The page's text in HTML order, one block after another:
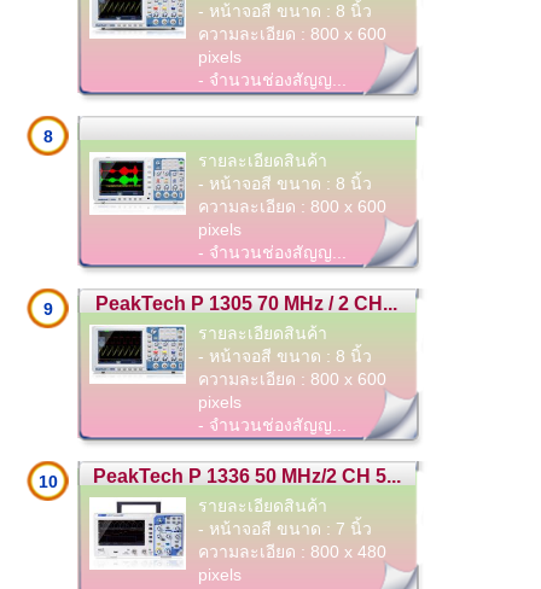
- หน้าจอสี ขนาด : 8 นิ้ว
ความละเอียด : 800 x 600
pixels
- จำนวนช่องสัญญ...
8
รายละเอียดสินค้า
- หน้าจอสี ขนาด : 8 นิ้ว
ความละเอียด : 800 x 600
pixels
- จำนวนช่องสัญญ...
9 PeakTech P 1305 70 MHz / 2 CH...
รายละเอียดสินค้า
- หน้าจอสี ขนาด : 8 นิ้ว
ความละเอียด : 800 x 600
pixels
- จำนวนช่องสัญญ...
10 PeakTech P 1336 50 MHz/2 CH 5...
รายละเอียดสินค้า
- หน้าจอสี ขนาด : 7 นิ้ว
ความละเอียด : 800 x 480
pixels